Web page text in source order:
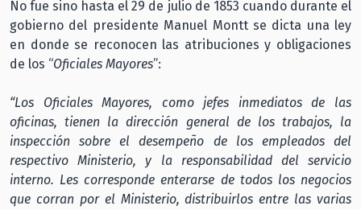
No fue sino hasta el 29 de julio de 1853 cuando durante el
gobierno del presidente Manuel Montt se dicta una ley
en donde se reconocen las atribuciones y obligaciones
de los “Oficiales Mayores”:
“Los Oficiales Mayores, como jefes inmediatos de las
oficinas, tienen la dirección general de los trabajos, la
inspección sobre el desempeño de los empleados del
respectivo Ministerio, y la responsabilidad del servicio
interno. Les corresponde enterarse de todos los negocios
que corran por el Ministerio, distribuirlos entre las varias